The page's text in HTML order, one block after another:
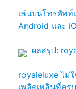
เล่นบนโทรศัพท์
Android และ
ผลสรุป:
royaleluxe ไม่